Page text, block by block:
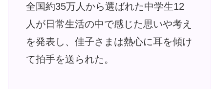
全国約35万人から選ばれた中学生12
人が日常生活の中で感じた思いや考え
を発表し、佳子さまは熱心に耳を傾け
て拍手を送られた。